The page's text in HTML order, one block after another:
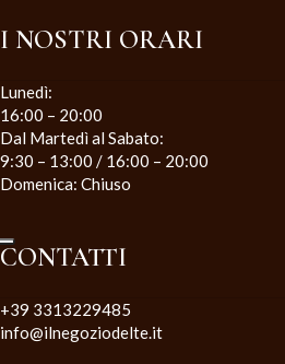
I NOSTRI ORARI
Lunedì:
16:00 – 20:00
Dal Martedì al Sabato:
9:30 – 13:00 / 16:00 – 20:00
Domenica: Chiuso
CONTATTI
+39 3313229485
info@ilnegoziodelte.it